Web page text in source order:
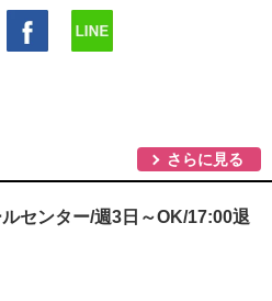
さらに見る
センター/週3日～OK/17:00退